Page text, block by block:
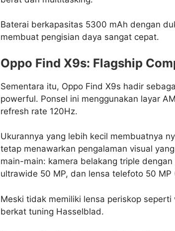
Baterai berkapasitas 5300 mAh dengan
membuat pengisian daya sangat cepat.
Oppo Find X9s: Flagship
Sementara itu, Oppo Find X9s hadir
powerful. Ponsel ini menggunakan layar
refresh rate 120Hz.
Ukurannya yang lebih kecil membuatnya
tetap menawarkan pengalaman visual
main-main: kamera belakang triple
ultrawide 50 MP, dan lensa telefoto 50 MP
Meski tidak memiliki lensa periskop
berkat tuning Hasselblad.